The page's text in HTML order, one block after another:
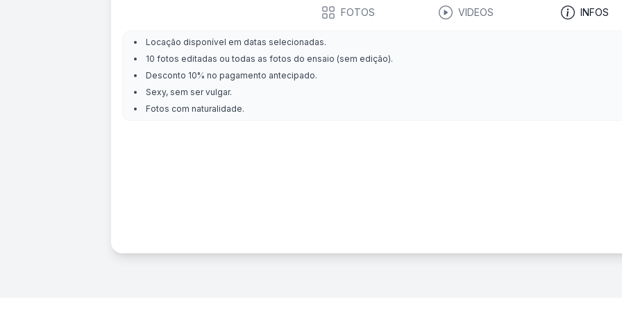
FOTOS VIDEOS INFOS
Locação disponível em datas selecionadas.
10 fotos editadas ou todas as fotos do ensaio (sem edição).
Desconto 10% no pagamento antecipado.
Sexy, sem ser vulgar.
Fotos com naturalidade.